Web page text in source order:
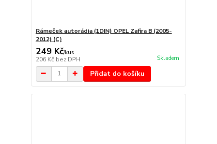
Rámeček autorádia (1DIN) OPEL Zafira B (2005-
2012) (C)
249 Kč/kus
206 Kč bez DPH Skladem
Přidat do košíku